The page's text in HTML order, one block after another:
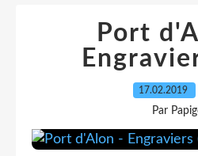
Port
17.02.2019
Par